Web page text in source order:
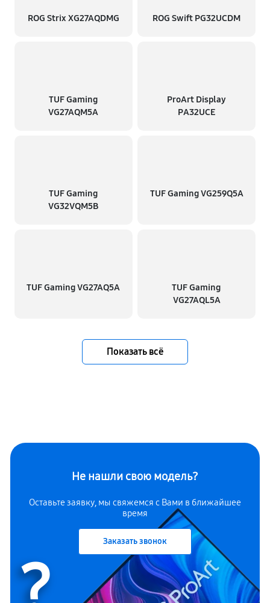
ROG Strix XG27AQDMG ROG Swift PG32UCDM
TUF Gaming
VG27AQM5A
ProArt Display
PA32UCE
TUF Gaming
VG32VQM5B
TUF Gaming VG259Q5A
TUF Gaming VG27AQ5A
TUF Gaming
VG27AQL5A
Показать всё
Не нашли свою модель?
Оставьте заявку, мы свяжемся с Вами в ближайшее
время
Заказать звонок